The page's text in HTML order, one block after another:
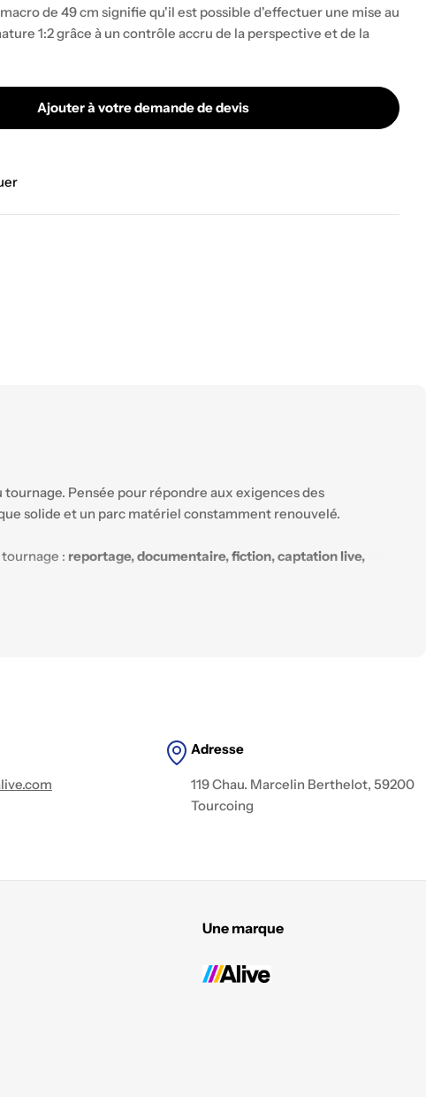
de 49 cm signifie qu'il est possible d'effectuer une mise au
1:2 grâce à un contrôle accru de la perspective et de la
TS-E135 f/4 L MACRO
pour CANON TS-E135 f/4 L MACRO
Ajouter à votre demande de devis
tournage. Pensée pour répondre aux exigences des
solide et un parc matériel constamment renouvelé.
: reportage, documentaire, fiction, captation live,
Adresse
119 Chau. Marcelin Berthelot, 59200
Tourcoing
Une marque